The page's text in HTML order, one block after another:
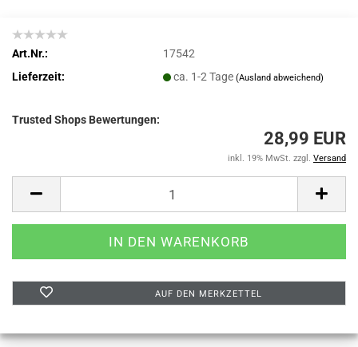
Art.Nr.:
17542
Lieferzeit:
ca. 1-2 Tage(Ausland abweichend)
Trusted Shops Bewertungen:
28,99 EUR
inkl. 19% MwSt. zzgl. Versand
AUF DEN MERKZETTEL